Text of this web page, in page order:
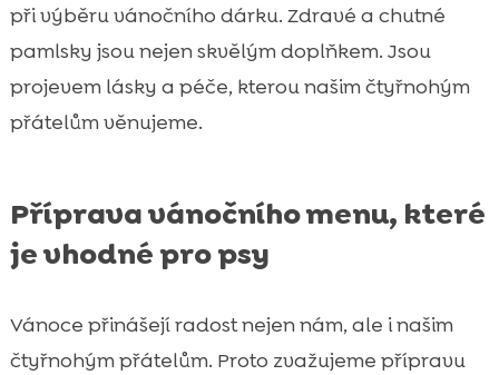
při výběru vánočního dárku. Zdravé a chutné
pamlsky jsou nejen skvělým doplňkem. Jsou
projevem lásky a péče, kterou našim čtyřnohým
přátelům věnujeme.
Příprava vánočního menu, které
je vhodné pro psy
Vánoce přinášejí radost nejen nám, ale i našim
čtyřnohým přátelům. Proto zvažujeme přípravu